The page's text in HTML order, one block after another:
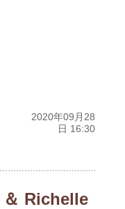
2020年09月28
日 16:30
Richelle